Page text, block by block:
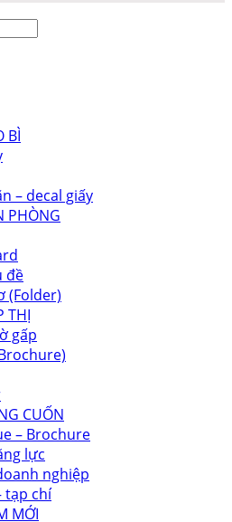
BÌ
– decal giấy
PHÒNG
đề
(Folder)
THỊ
gấp
CUỐN
– Brochure
lực
nghiệp
tạp chí
MỚI